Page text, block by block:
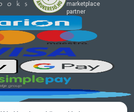
marketplace
partner